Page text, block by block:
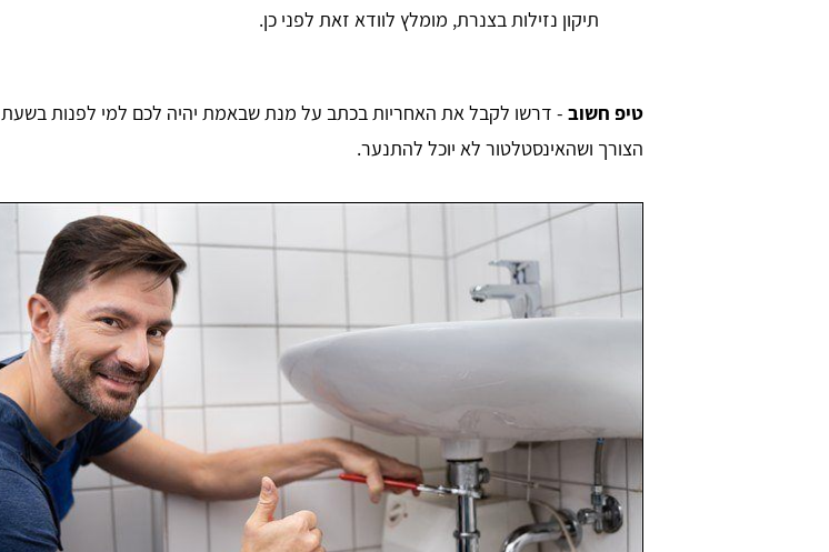
תיקון נזילות בצנרת, מומלץ לוודא זאת לפני כן.
טיפ חשוב - דרשו לקבל את האחריות בכתב על מנת שבאמת יהיה לכם למי לפנות בשעת
הצורך ושהאינסטלטור לא יוכל להתנער.